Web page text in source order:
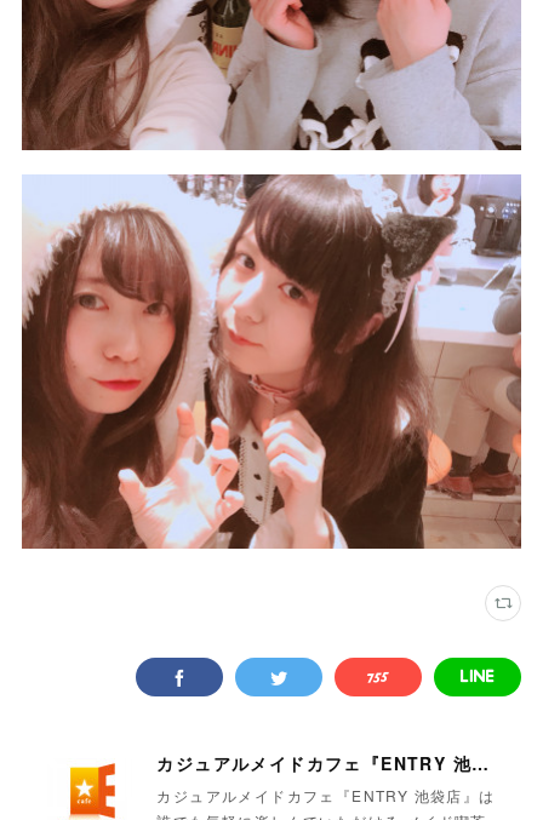
カジュアルメイドカフェ『ENTRY 池袋店』
カジュアルメイドカフェ『ENTRY 池袋店』は